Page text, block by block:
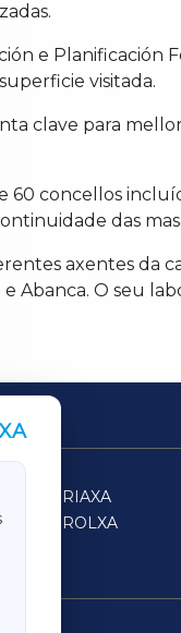
e Planificación
visitada.
clave para
60 concellos
das
axentes da
Abanca. O seu
SARRIAXA
FERROLXA